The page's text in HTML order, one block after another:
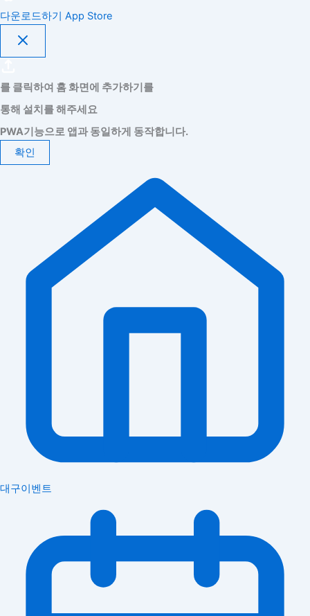
다운로드하기 App Store
를 클릭하여 홈 화면에 추가하기를
통해 설치를 해주세요
PWA기능으로 앱과 동일하게 동작합니다.
확인
대구이벤트